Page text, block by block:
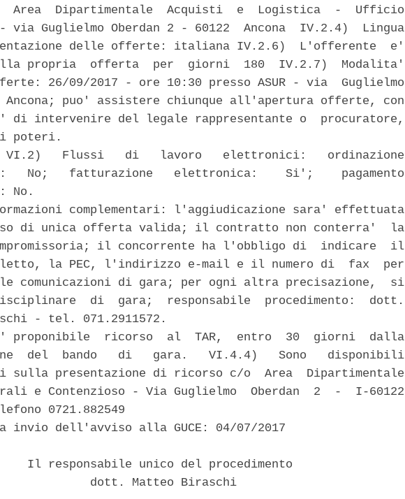
Area  Dipartimentale  Acquisti  e  Logistica  -  Ufficio
via Guglielmo Oberdan 2 - 60122  Ancona  IV.2.4)  Lingua
delle offerte: italiana IV.2.6)  L'offerente  e'
propria  offerta  per  giorni  180  IV.2.7)  Modalita'
26/09/2017 - ore 10:30 presso ASUR - via  Guglielmo
Ancona; puo' assistere chiunque all'apertura offerte, con
intervenire del legale rappresentante o  procuratore,
poteri.
VI.2)   Flussi   di   lavoro   elettronici:   ordinazione
No;   fatturazione   elettronica:    Si';    pagamento
No.
complementari: l'aggiudicazione sara' effettuata
di unica offerta valida; il contratto non conterra'  la
il concorrente ha l'obbligo di  indicare  il
la PEC, l'indirizzo e-mail e il numero di  fax  per
comunicazioni di gara; per ogni altra precisazione,  si
di  gara;  responsabile  procedimento:  dott.
- tel. 071.2911572.
proponibile  ricorso  al  TAR,  entro  30  giorni  dalla
del  bando   di   gara.   VI.4.4)   Sono   disponibili
sulla presentazione di ricorso c/o  Area  Dipartimentale
e Contenzioso - Via Guglielmo  Oberdan  2  -  I-60122
0721.882549
invio dell'avviso alla GUCE: 04/07/2017
Il responsabile unico del procedimento
dott. Matteo Biraschi